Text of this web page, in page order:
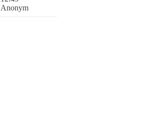
Anonym